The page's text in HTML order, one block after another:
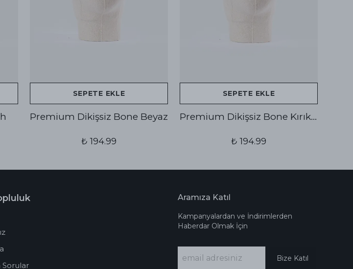
SEPETE EKLE
Premium Dikişsiz Bone Beyaz
₺ 194.99
SEPETE EKLE
Premium Dikişsiz Bone Kırık Beyaz
₺ 194.99
Sorular
Aramıza Katıl
Kampanyalardan ve İndirimlerden
Haberdar Olmak İçin
Bize Katıl